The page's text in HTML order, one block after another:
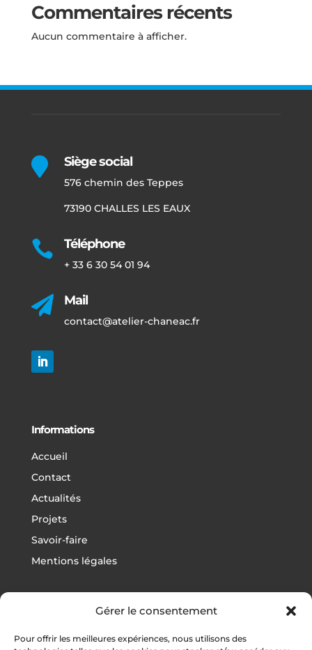
Gérer le consentement
Pour offrir les meilleures expériences, nous utilisons des
Commentaires récents
Aucun commentaire à afficher.
 Siège social
576 chemin des Teppes
73190 CHALLES LES EAUX
 Téléphone
+ 33 6 30 54 01 94
 Mail
contact@atelier-chaneac.fr
Informations
Accueil
Contact
Actualités
Projets
Savoir-faire
Mentions légales
Football